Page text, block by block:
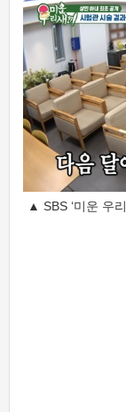
▲ SBS ‘미운 우